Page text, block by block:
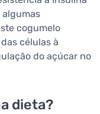
cogumelo
células à
do açúcar no
dieta?